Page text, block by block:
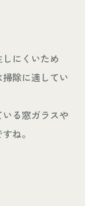
にくいため
除に適してい
る窓ガラスや
ね。